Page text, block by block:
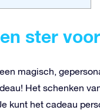
ster
magisch,
Het schenken
kunt het cadeau